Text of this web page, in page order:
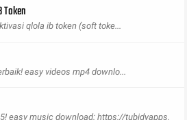
Token
qlola ib token (soft toke...
easy videos mp4 downlo...
easy music download: https://tubidyapps.